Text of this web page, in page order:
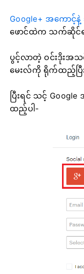
Google+ အကောင့်
ဖောင်ထဲက သက်ဆိုင်ရ
ပွင့်လာတဲ့ ဝင်းဒိုးအသ
မေးလ်ကို ရိုက်ထည့်ပြီး
ပြီးရင် သင့်
ထည့်ပါ-